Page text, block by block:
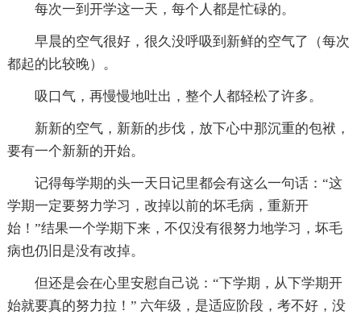
每次一到开学这一天，每个人都是忙碌的。
早晨的空气很好，很久没呼吸到新鲜的空气了（每次
都起的比较晚）。
吸口气，再慢慢地吐出，整个人都轻松了许多。
新新的空气，新新的步伐，放下心中那沉重的包袱，
要有一个新新的开始。
记得每学期的头一天日记里都会有这么一句话：“这
学期一定要努力学习，改掉以前的坏毛病，重新开
始！”结果一个学期下来，不仅没有很努力地学习，坏毛
病也仍旧是没有改掉。
但还是会在心里安慰自己说：“下学期，从下学期开
始就要真的努力拉！” 六年级，是适应阶段，考不好，没